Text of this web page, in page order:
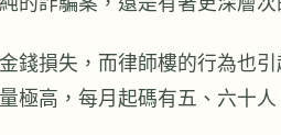
錢損失，而律師樓的行為也
極高，每月起碼有五、六十